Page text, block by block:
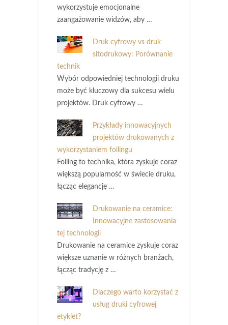
wykorzystuje emocjonalne
zaangażowanie widzów, aby …
Druk cyfrowy vs druk
sitodrukowy: Porównanie
technik
Wybór odpowiedniej technologii druku
może być kluczowy dla sukcesu wielu
projektów. Druk cyfrowy …
Przykłady innowacyjnych
projektów drukowanych z
wykorzystaniem foilingu
Foiling to technika, która zyskuje coraz
większą popularność w świecie druku,
łącząc elegancję …
Drukowanie na ceramice:
Innowacyjne zastosowania
tej technologii
Drukowanie na ceramice zyskuje coraz
większe uznanie w różnych branżach,
łącząc tradycję z …
Dlaczego warto korzystać z
usług druki cyfrowej
etykiet?